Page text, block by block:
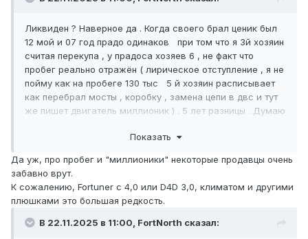
Ликвиден ? Наверное да . Когда своего брал ценик был
12 мой и 07 год прадо одинаков при том что я 3й хозяин
считая перекупа , у прадоса хозяев 6 , не факт что
пробег реально отражён ( лирическое отступление , я не
пойму как на пробеге 130 тыс 5 й хозяин расписывает
как перебрал мосты , коробку , замена цепи в двс и тут
же пишет двигатель миллионик ) . 5 лет разницы . Думаю
Прадо имеет плюсы . Торпедо мягкое . Престижней ибо 4
заднего дифа тоже плюс . И пожалуй все . ну мож
эстетика салона , дверные кары чисто симпатичнее .
Климат и на наших электро есть .
Показать
Да уж, про пробег и "миллионики" некоторые продавцы очень
забавно врут.
К сожалению, Fortuner с 4,0 или D4D 3,0, климатом и другими
плюшками это большая редкость.
В 22.11.2025 в 11:00, FоrtNorth сказал: